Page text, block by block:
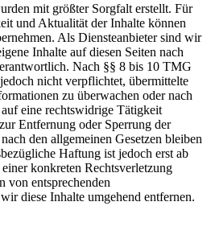
mit größter Sorgfalt erstellt. Für
und Aktualität der Inhalte können
Als Diensteanbieter sind wir
Inhalte auf diesen Seiten nach
Nach §§ 8 bis 10 TMG
nicht verpflichtet, übermittelte
zu überwachen oder nach
eine rechtswidrige Tätigkeit
Entfernung oder Sperrung der
den allgemeinen Gesetzen bleiben
Haftung ist jedoch erst ab
konkreten Rechtsverletzung
von entsprechenden
diese Inhalte umgehend entfernen.